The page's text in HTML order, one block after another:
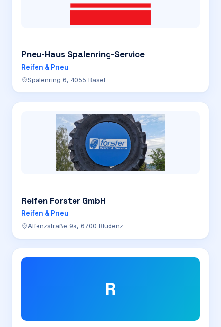
Pneu-Haus Spalenring-Service
Reifen & Pneu
Spalenring 6, 4055 Basel
Reifen Forster GmbH
Reifen & Pneu
Alfenzstraße 9a, 6700 Bludenz
R